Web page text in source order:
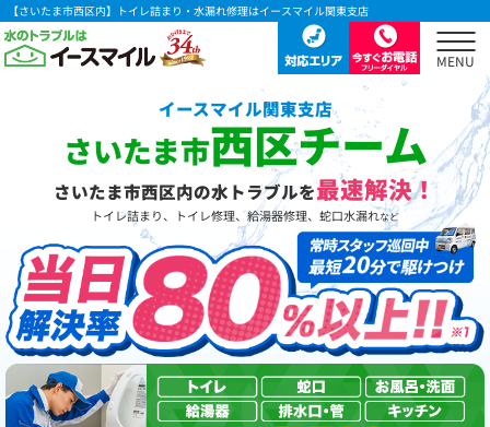
【さいたま市西区内】トイレ詰まり・水漏れ修理はイースマイル関東支店
イースマイル関東支店
さいたま市西区チーム
さいたま市西区内の水トラブルを最速解決！
トイレ詰まり、トイレ修理、給湯器修理、蛇口水漏れなど